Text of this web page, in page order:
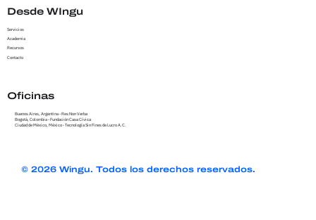
Desde WIngu
Servicios
Academia
Recursos
Contacto
Oficinas
Buenos Aires, Argentina - Res Non Verba
Bogotá, Colombia - Fundación Casa Cívica
Ciudad de México, México - Tecnología Sin Fines de Lucro A.C.
© 2026 Wingu. Todos los derechos reservados.